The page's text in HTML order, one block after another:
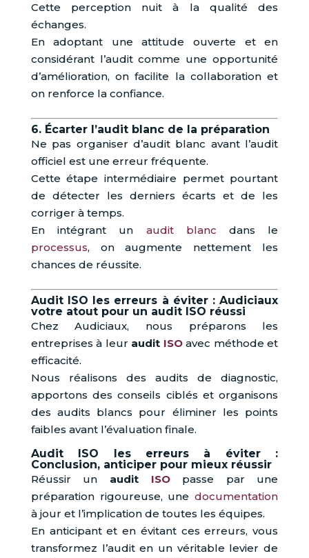
Cette perception nuit à la qualité des
échanges.
En adoptant une attitude ouverte et en
considérant l’audit comme une opportunité
d’amélioration, on facilite la collaboration et
on renforce la confiance.
6. Écarter l’audit blanc de la préparation
Ne pas organiser d’audit blanc avant l’audit
officiel est une erreur fréquente.
Cette étape intermédiaire permet pourtant
de détecter les derniers écarts et de les
corriger à temps.
En intégrant un audit blanc dans le
processus, on augmente nettement les
chances de réussite.
Audit ISO les erreurs à éviter : Audiciaux
votre atout pour un audit ISO réussi
Chez Audiciaux, nous préparons les
entreprises à leur audit ISOavec méthode et
efficacité.
Nous réalisons des audits de diagnostic,
apportons des conseils ciblés et organisons
des audits blancs pour éliminer les points
faibles avant l’évaluation finale.
Audit ISO les erreurs à éviter :
Conclusion, anticiper pour mieux réussir
Réussir un audit ISOpasse par une
préparation rigoureuse, unedocumentation
à jour et l’implication de toutes les équipes.
En anticipant et en évitant ces erreurs, vous
transformez l’audit en un véritable levier de